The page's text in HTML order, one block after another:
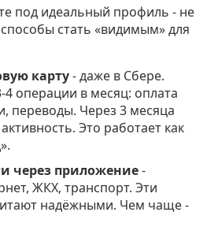
под идеальный профиль - не
стать «видимым» для
карту- даже в Сбере.
4 операции в месяц: оплата
переводы. Через 3 месяца
Это работает как
через приложение-
ЖКХ, транспорт. Эти
надёжными. Чем чаще -